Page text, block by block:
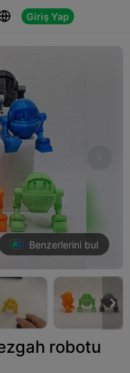
Giriş Yap
Benzerlerini bul

robotu